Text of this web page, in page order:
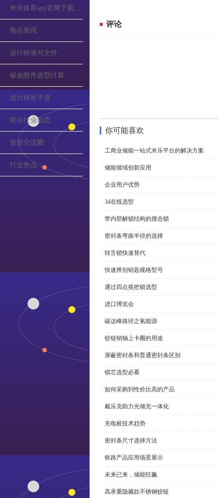
米乐体育app官网下载的公告
热点资讯
设计标准与文件
钣金附件选型计算
设计研发干货
前沿行业动态
选型交流圈
行业热点
评论
你可能喜欢
工商业储能一站式米乐平台的解决方案
储能领域创新应用
企业用户优势
3d在线选型
带内部解锁结构的撞击锁
密封条弯曲半径的选择
转舌锁快速替代
快速辨别钥匙规格型号
通过四点摇把锁选型
进口博览会
碳达峰路径之氢能源
铰链销轴上卡圈的用途
屏蔽密封条和普通密封条区别
锁芯选型必看
如何采购到性价比高的产品
戴乐克助力光储充一体化
充电桩技术趋势
密封条尺寸选择方法
铁路产品应用场景展示
未来已来，储能狂飙
高承重隐藏款不锈钢铰链